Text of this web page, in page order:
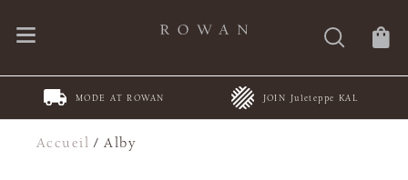
MODE AT ROWAN JOIN Juleteppe KAL
Accueil /Alby